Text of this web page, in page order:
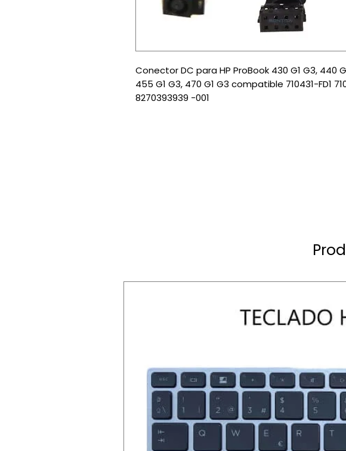
Conector DC para HP ProBook 430 G1 G3, 440
455 G1 G3, 470 G1 G3 compatible 710431-FD1
8270393939 -001